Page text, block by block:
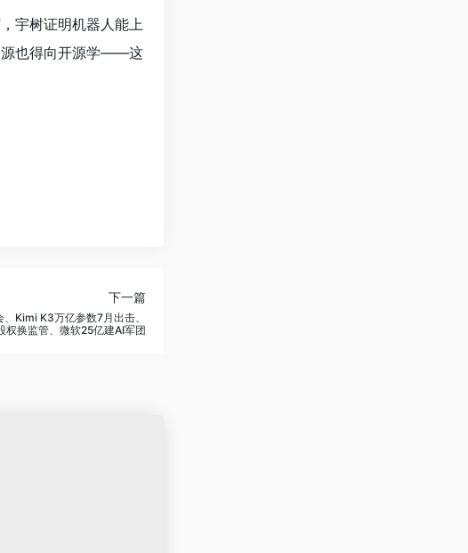
宇树证明机器人能上
源也得向开源学——这
下一篇
Kimi K3万亿参数7月出击、
权换监管、微软25亿建AI军团